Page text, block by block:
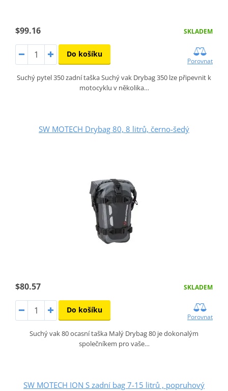
$99.16 SKLADEM
Do košíku
Porovnat
Suchý pytel 350 zadní taška Suchý vak Drybag 350 lze připevnit k
motocyklu v několika…
SW MOTECH Drybag 80, 8 litrů, černo-šedý
$80.57 SKLADEM
Do košíku
Porovnat
Suchý vak 80 ocasní taška Malý Drybag 80 je dokonalým
společníkem pro vaše…
SW MOTECH ION S zadní bag 7-15 litrů , popruhový